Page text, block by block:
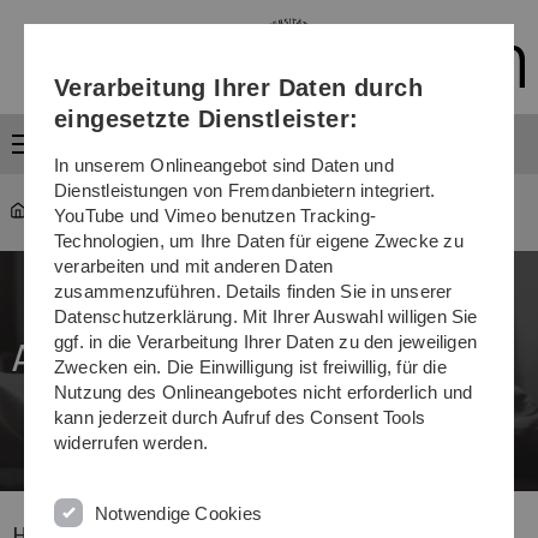
Direkt
Direkt
Direkt
(Sprache,
Drucken,
Media)
Direkt
Direkt
mawi-stochastik ... Accomodation
Accomodation
Verarbeitung Ihrer Daten durch
eingesetzte Dienstleister:
In unserem Onlineangebot sind Daten und
Dienstleistungen von Fremdanbietern integriert.
YouTube und Vimeo benutzen Tracking-
Technologien, um Ihre Daten für eigene Zwecke zu
verarbeiten und mit anderen Daten
zusammenzuführen. Details finden Sie in unserer
Datenschutzerklärung. Mit Ihrer Auswahl willigen Sie
ggf. in die Verarbeitung Ihrer Daten zu den jeweiligen
Zwecken ein. Die Einwilligung ist freiwillig, für die
Nutzung des Onlineangebotes nicht erforderlich und
kann jederzeit durch Aufruf des Consent Tools
widerrufen werden.
Notwendige Cookies